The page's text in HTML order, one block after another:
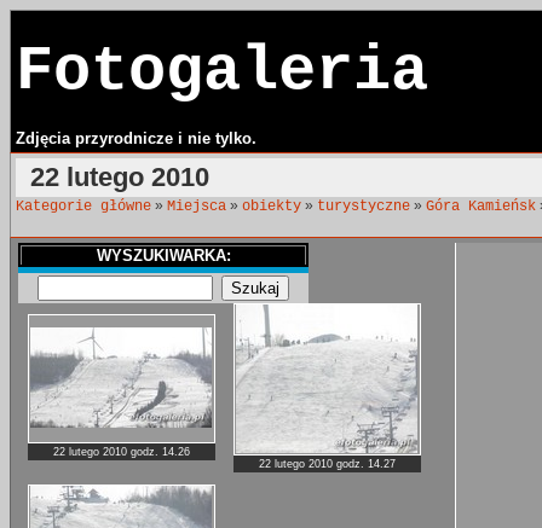
Fotogaleria
Zdjęcia przyrodnicze i nie tylko.
22 lutego 2010
Kategorie główne » Miejsca » obiekty » turystyczne » Góra Kamieńsk
WYSZUKIWARKA:
22 lutego 2010 godz. 14.26
22 lutego 2010 godz. 14.27